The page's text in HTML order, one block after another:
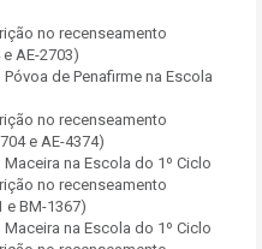
no recenseamento
AE-2703)
de Penafirme na Escola
no recenseamento
e AE-4374)
na Escola do 1º Ciclo
no recenseamento
e BM-1367)
na Escola do 1º Ciclo